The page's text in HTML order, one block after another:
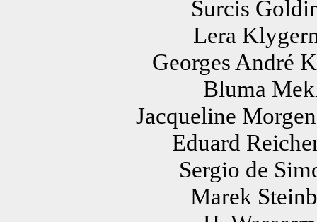
Surcis
Lera
Georges André
Bluma
Jacqueline
Eduard
Sergio de
Marek